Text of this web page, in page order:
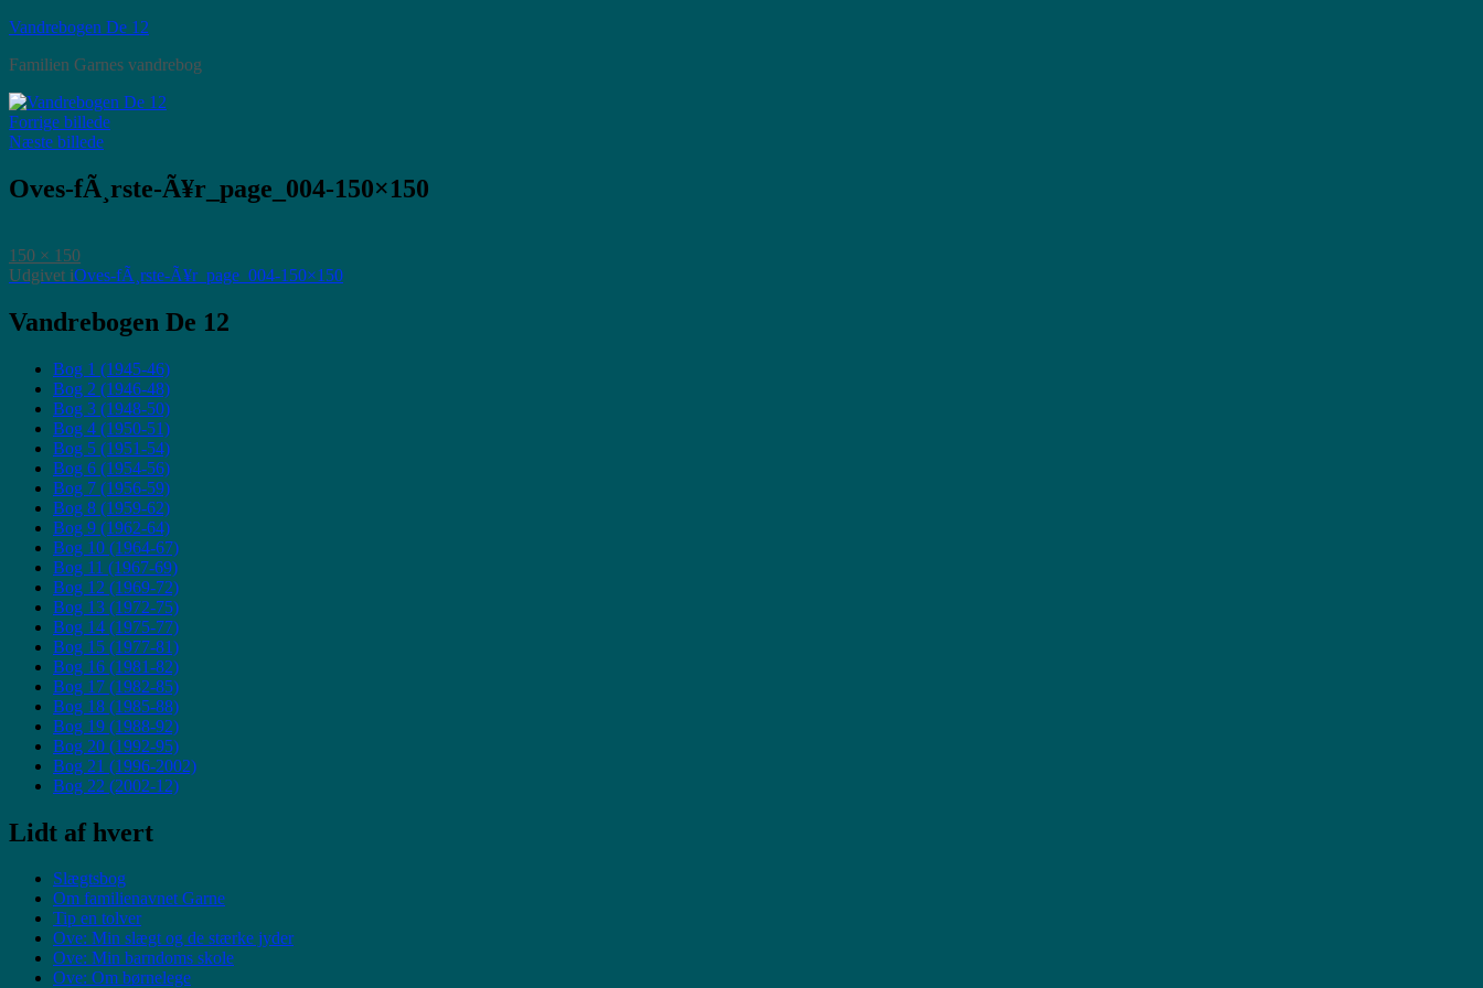
Videre
indhold
Vandrebogen De 12
Familien Garnes vandrebog
Forrige billede
Næste billede
Oves-fÃ¸rste-Ã¥r_page_004-150×150
Faktisk
størrelse
150 × 150
Indlægsnavigation
Udgivet iOves-fÃ¸rste-Ã¥r_page_004-150×150
Vandrebogen De 12
Bog 1 (1945-46)
Bog 2 (1946-48)
Bog 3 (1948-50)
Bog 4 (1950-51)
Bog 5 (1951-54)
Bog 6 (1954-56)
Bog 7 (1956-59)
Bog 8 (1959-62)
Bog 9 (1962-64)
Bog 10 (1964-67)
Bog 11 (1967-69)
Bog 12 (1969-72)
Bog 13 (1972-75)
Bog 14 (1975-77)
Bog 15 (1977-81)
Bog 16 (1981-82)
Bog 17 (1982-85)
Bog 18 (1985-88)
Bog 19 (1988-92)
Bog 20 (1992-95)
Bog 21 (1996-2002)
Bog 22 (2002-12)
Lidt af hvert
Slægtsbog
Om familienavnet Garne
Tip en tolver
Ove: Min slægt og de stærke jyder
Ove: Min barndoms skole
Ove: Om børnelege